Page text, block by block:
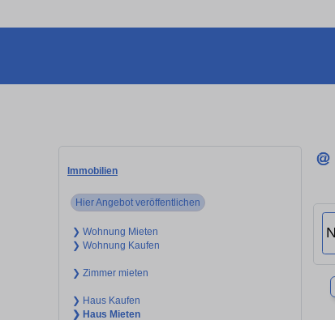
Immobilien
Hier Angebot veröffentlichen
❯ Wohnung Mieten
❯ Wohnung Kaufen
❯ Zimmer mieten
❯ Haus Kaufen
❯ Haus Mieten